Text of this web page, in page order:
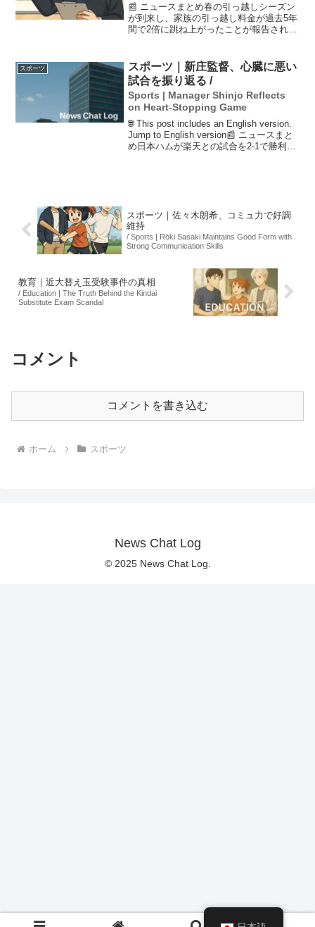
📰 ニュースまとめ春の引っ越しシーズン
が到来し、家族の引っ越し料金が過去5年
間で2倍に跳ね上がったことが報告されて
し難民」が増える懸念もあります。ま
た、単身者向けには新...
スポーツ
スポーツ｜新庄監督、心臓に悪い
試合を振り返る /
Sports | Manager Shinjo Reflects
on Heart-Stopping Game
🌐 This post includes an English version.
Jump to English version📰 ニュースまと
め日本ハムが楽天との試合を2-1で勝利
スポーツ｜佐々木朗希、コミュ力で好調
維持
/ Sports | Rōki Sasaki Maintains Good Form with
Strong Communication Skills
教育｜近大替え玉受験事件の真相
/ Education | The Truth Behind the Kindai
Substitute Exam Scandal
コメント
コメントを書き込む
ホーム スポーツ
News Chat Log
© 2025 News Chat Log.